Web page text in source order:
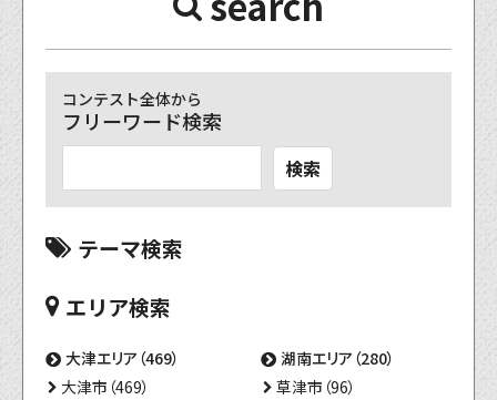
コンテスト全体から
フリーワード検索
検索
テーマ検索
エリア検索
大津エリア（469）
大津市（469）
湖南エリア（280）
草津市（96）